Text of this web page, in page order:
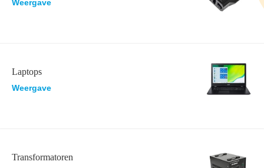
Weergave
Laptops
Weergave
Transformatoren